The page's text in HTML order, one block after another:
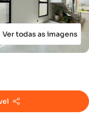
Ver todas as imagens